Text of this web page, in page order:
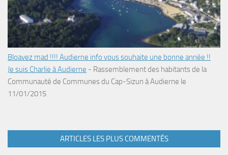
Bloavez mad !!!! Audierne info vous souhaite une bonne année !!
Je suis Charlie à Audierne - Rassemblement des habitants de la
Communauté de Communes du Cap-Sizun à Audierne le
11/01/2015
ARTICLES LES PLUS COMMENTÉS